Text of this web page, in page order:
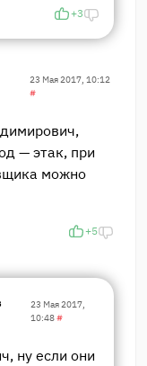
+3
23 Мая 2017, 10:12
#
— этак, при
можно
+5
23 Мая 2017,
10:48#
ну если они